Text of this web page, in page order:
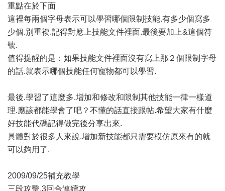
重點在於下面
這裡每兩個字母表示可以學習哪個限制技能.有多少個寫多
少個.別重複.記得對應上技能文件裡面.最後要加上&這個符
號.
值得提醒的是：如果技能文件裡面沒有寫上那２個限制字母
的話.就表示哪個技能任何寵物都可以學習.
最後.學習了這麼多.增加和修改和限制其他技能一律一樣道
理.應該都能學會了吧？不懂的話直接跟帖.希望大家有什麼
好技能代碼記得做完後分享出來.
具體對於很多人來說.增加新技能都只需要模仿原來有的就
可以夠用了.
2009/09/25補充教學
三段攻擊,3回合連續攻